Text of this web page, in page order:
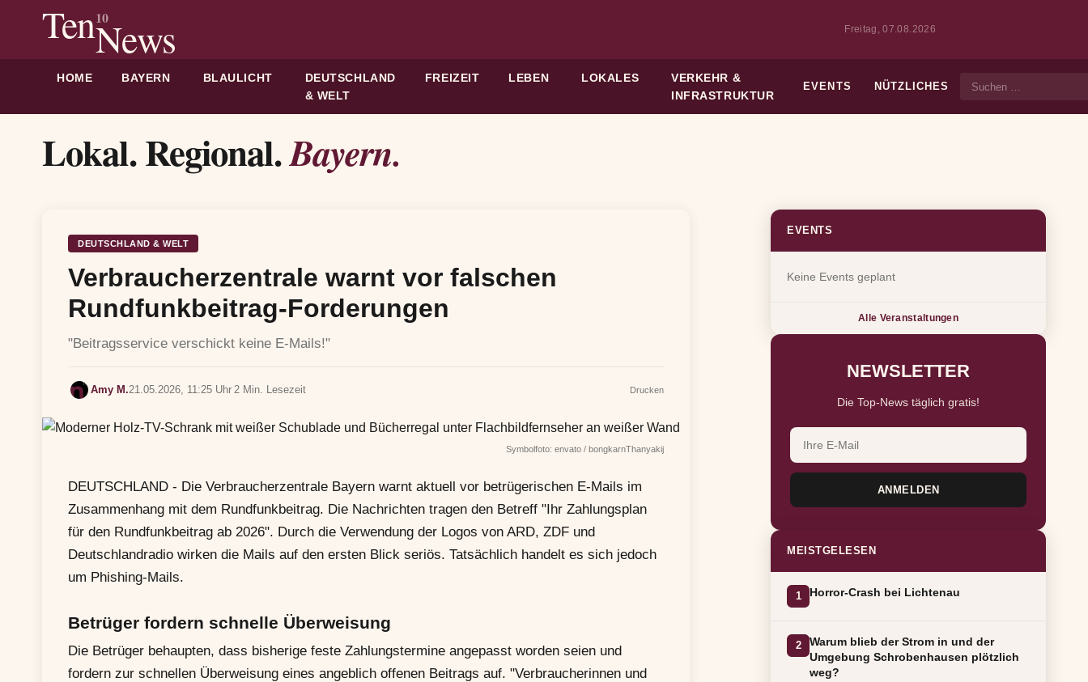
Ten10
News Freitag, 07.08.2026
HOME BAYERN BLAULICHT
DEUTSCHLAND
& WELT
FREIZEIT LEBEN LOKALES
VERKEHR &
INFRASTRUKTUR
EVENTS NÜTZLICHES
Lokal. Regional.Bayern.
DEUTSCHLAND & WELT
Verbraucherzentrale warnt vor falschen
Rundfunkbeitrag-Forderungen
"Beitragsservice verschickt keine E-Mails!"
Amy M.21.05.2026, 11:25 Uhr 2 Min. Lesezeit Drucken
Symbolfoto: envato / bongkarnThanyakij
DEUTSCHLAND - Die Verbraucherzentrale Bayern warnt aktuell vor betrügerischen E-Mails im
Zusammenhang mit dem Rundfunkbeitrag. Die Nachrichten tragen den Betreff "Ihr Zahlungsplan
für den Rundfunkbeitrag ab 2026". Durch die Verwendung der Logos von ARD, ZDF und
Deutschlandradio wirken die Mails auf den ersten Blick seriös. Tatsächlich handelt es sich jedoch
um Phishing-Mails.
Betrüger fordern schnelle Überweisung
Die Betrüger behaupten, dass bisherige feste Zahlungstermine angepasst worden seien und
fordern zur schnellen Überweisung eines angeblich offenen Beitrags auf. "Verbraucherinnen und
EVENTS
Keine Events geplant
Alle Veranstaltungen
NEWSLETTER
Die Top-News täglich gratis!
ANMELDEN
MEISTGELESEN
1 Horror-Crash bei Lichtenau
2
Warum blieb der Strom in und der
Umgebung Schrobenhausen plötzlich
weg?